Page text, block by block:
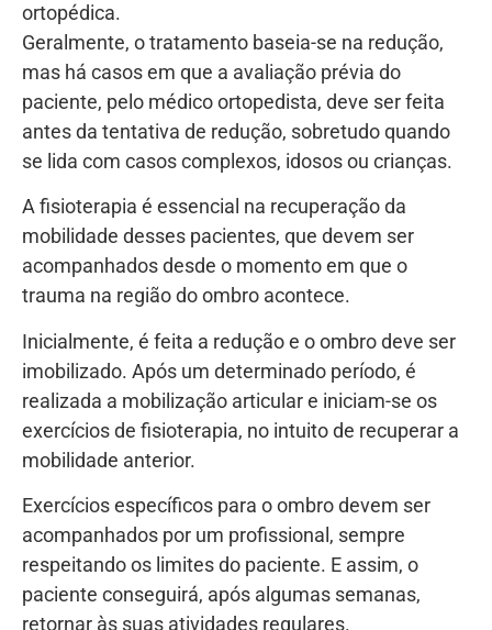
ortopédica.
Geralmente, o tratamento baseia-se na redução,
mas há casos em que a avaliação prévia do
paciente, pelo médico ortopedista, deve ser feita
antes da tentativa de redução, sobretudo quando
se lida com casos complexos, idosos ou crianças.
A fisioterapia é essencial na recuperação da
mobilidade desses pacientes, que devem ser
acompanhados desde o momento em que o
trauma na região do ombro acontece.
Inicialmente, é feita a redução e o ombro deve ser
imobilizado. Após um determinado período, é
realizada a mobilização articular e iniciam-se os
exercícios de fisioterapia, no intuito de recuperar a
mobilidade anterior.
Exercícios específicos para o ombro devem ser
acompanhados por um profissional, sempre
respeitando os limites do paciente. E assim, o
paciente conseguirá, após algumas semanas,
retornar às suas atividades regulares.